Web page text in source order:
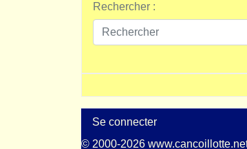
Rechercher :
Se connecter
© 2000-2026